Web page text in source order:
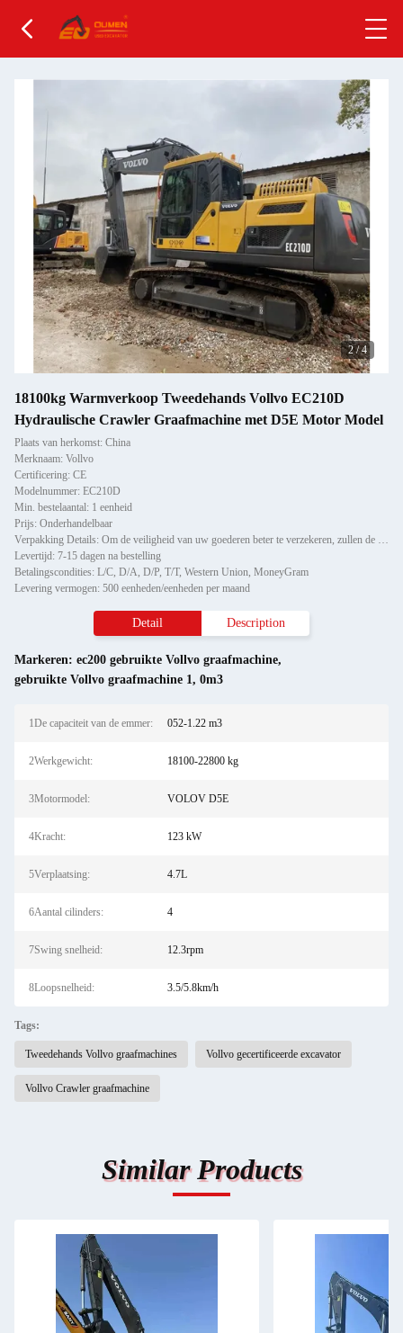
2/4
18100kg Warmverkoop Tweedehands Vollvo EC210D
Hydraulische Crawler Graafmachine met D5E Motor Model
Plaats van herkomst: China
Merknaam: Vollvo
Certificering: CE
Modelnummer: EC210D
Min. bestelaantal: 1 eenheid
Prijs: Onderhandelbaar
Verpakking Details: Om de veiligheid van uw goederen beter te verzekeren, zullen de professionele, milieuvriendelijke, g
Levertijd: 7-15 dagen na bestelling
Betalingscondities: L/C, D/A, D/P, T/T, Western Union, MoneyGram
Levering vermogen: 500 eenheden/eenheden per maand
Detail Description
Markeren: ec200 gebruikte Vollvo graafmachine,
gebruikte Vollvo graafmachine 1, 0m3
1De capaciteit van de emmer: 052-1.22 m3
2Werkgewicht: 18100-22800 kg
3Motormodel: VOLOV D5E
4Kracht: 123 kW
5Verplaatsing: 4.7L
6Aantal cilinders: 4
7Swing snelheid: 12.3rpm
8Loopsnelheid: 3.5/5.8km/h
Tags:
Tweedehands Vollvo graafmachines Vollvo gecertificeerde excavator
Vollvo Crawler graafmachine
Similar Products